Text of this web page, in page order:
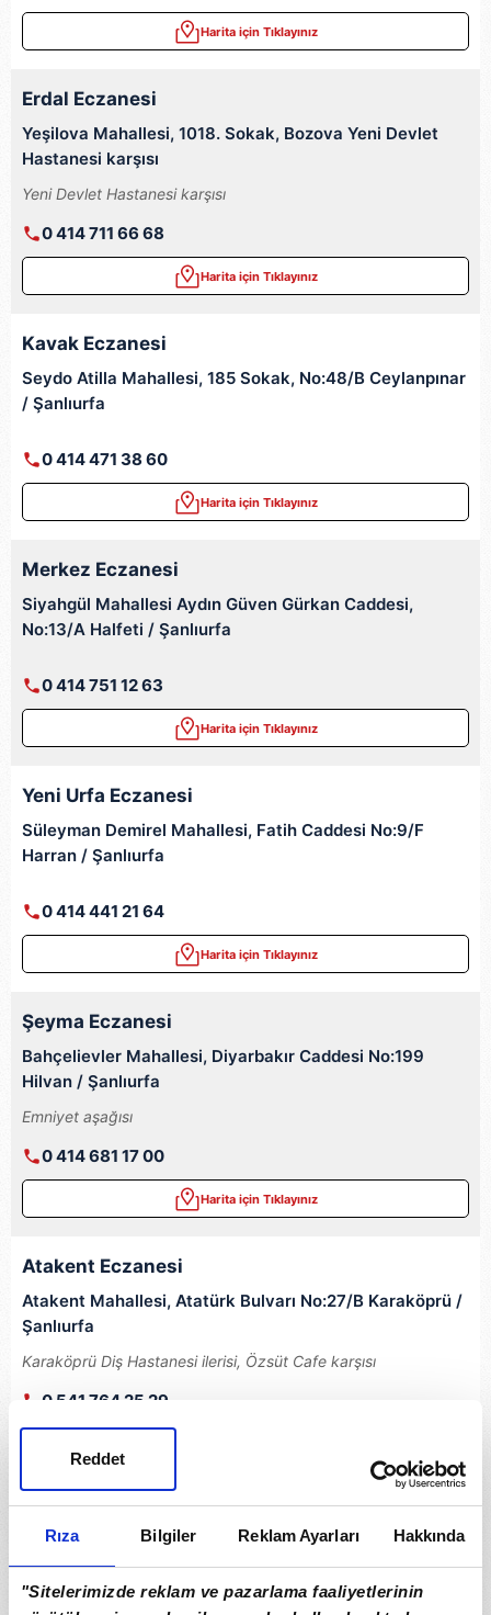
Rıza Bilgiler Reklam Ayarları Hakkında
"Sitelerimizde reklam ve pazarlama faaliyetlerinin
Reddet
Harita için Tıklayınız
Erdal Eczanesi
Yeşilova Mahallesi, 1018. Sokak, Bozova Yeni Devlet
Hastanesi karşısı
Yeni Devlet Hastanesi karşısı
0 414 711 66 68
Harita için Tıklayınız
Kavak Eczanesi
Seydo Atilla Mahallesi, 185 Sokak, No:48/B Ceylanpınar
/ Şanlıurfa
0 414 471 38 60
Harita için Tıklayınız
Merkez Eczanesi
Siyahgül Mahallesi Aydın Güven Gürkan Caddesi,
No:13/A Halfeti / Şanlıurfa
0 414 751 12 63
Harita için Tıklayınız
Yeni Urfa Eczanesi
Süleyman Demirel Mahallesi, Fatih Caddesi No:9/F
Harran / Şanlıurfa
0 414 441 21 64
Harita için Tıklayınız
Şeyma Eczanesi
Bahçelievler Mahallesi, Diyarbakır Caddesi No:199
Hilvan / Şanlıurfa
Emniyet aşağısı
0 414 681 17 00
Harita için Tıklayınız
Atakent Eczanesi
Atakent Mahallesi, Atatürk Bulvarı No:27/B Karaköprü /
Şanlıurfa
Karaköprü Diş Hastanesi ilerisi, Özsüt Cafe karşısı
0 541 764 25 29
Baziki Eczanesi
Topdağı Mahallesi, Kalkan Cami yanı Kale Arkası
Merkez / Şanlıurfa
Maşuk Toki Seyrantepe Taksi Durağı karşısı, MRM Greenpark